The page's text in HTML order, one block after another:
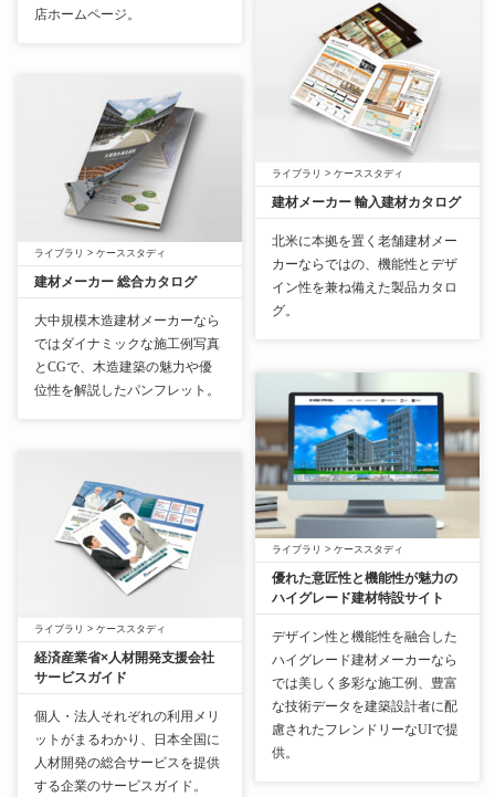
ライブラリ > ケーススタディ
建材メーカー 輸入建材カタログ
北米に本拠を置く老舗建材メー
カーならではの、機能性とデザ
イン性を兼ね備えた製品カタロ
グ。
ライブラリ > ケーススタディ
経済産業省×人材開発支援会社
サービスガイド
個人・法人それぞれの利用メリ
ットがまるわかり、日本全国に
人材開発の総合サービスを提供
する企業のサービスガイド。
ライブラリ > ケーススタディ
優れた意匠性と機能性が魅力の
ハイグレード建材特設サイト
デザイン性と機能性を融合した
ハイグレード建材メーカーなら
では美しく多彩な施工例、豊富
な技術データを建築設計者に配
慮されたフレンドリーなUIで提
供。
店ホームページ。
ライブラリ > ケーススタディ
建材メーカー 総合カタログ
大中規模木造建材メーカーなら
ではダイナミックな施工例写真
とCGで、木造建築の魅力や優
位性を解説したパンフレット。